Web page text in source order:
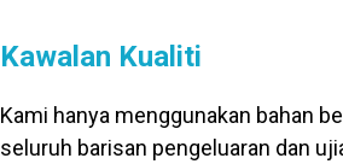
Kawalan Kualiti
Kami hanya menggunakan bahan
seluruh barisan pengeluaran dan